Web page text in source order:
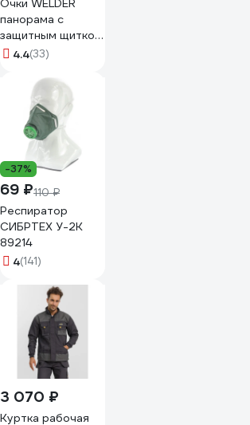
Очки WELDER
панорама с
защитным щитком
ОЗТП-5-Ч
4.4(33)
-37%
69 ₽110 ₽
Респиратор
СИБРТЕХ У-2К
89214
4(141)
3 070 ₽
Куртка рабочая